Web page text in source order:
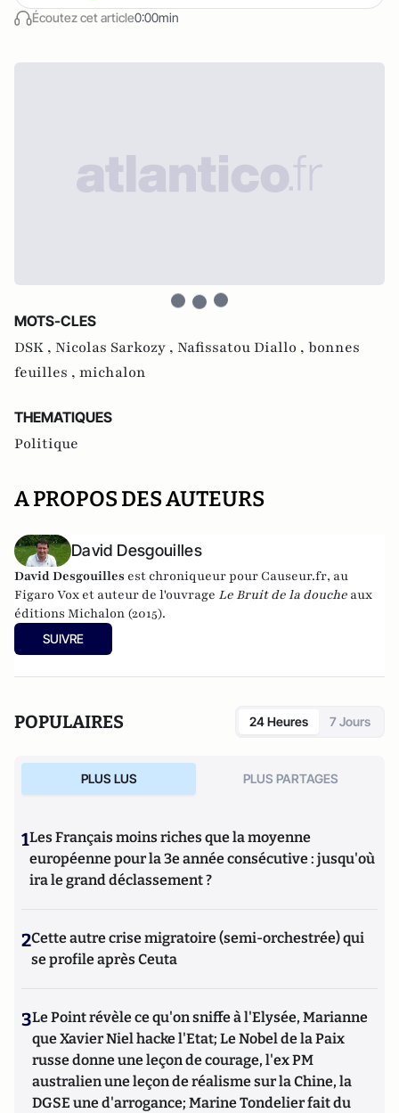
Écoutez cet article0:00min
MOTS-CLES
DSK , Nicolas Sarkozy , Nafissatou Diallo , bonnes
feuilles , michalon
THEMATIQUES
Politique
A PROPOS DES AUTEURS
David Desgouilles
David Desgouilles est chroniqueur pour Causeur.fr, au
Figaro Vox et auteur de l'ouvrage Le Bruit de la douche aux
éditions Michalon (2015).
SUIVRE
POPULAIRES 24 Heures 7 Jours
PLUS LUS PLUS PARTAGES
1Les Français moins riches que la moyenne
européenne pour la 3e année consécutive : jusqu'où
ira le grand déclassement ?
2Cette autre crise migratoire (semi-orchestrée) qui
se profile après Ceuta
3Le Point révèle ce qu'on sniffe à l'Elysée, Marianne
que Xavier Niel hacke l'Etat; Le Nobel de la Paix
russe donne une leçon de courage, l'ex PM
australien une leçon de réalisme sur la Chine, la
DGSE une d'arrogance; Marine Tondelier fait du